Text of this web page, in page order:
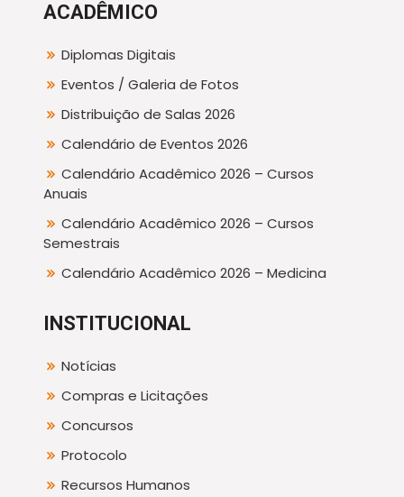
ACADÊMICO
Diplomas Digitais
Eventos / Galeria de Fotos
Distribuição de Salas 2026
Calendário de Eventos 2026
Calendário Acadêmico 2026 – Cursos
Anuais
Calendário Acadêmico 2026 – Cursos
Semestrais
Calendário Acadêmico 2026 – Medicina
INSTITUCIONAL
Notícias
Compras e Licitações
Concursos
Protocolo
Recursos Humanos